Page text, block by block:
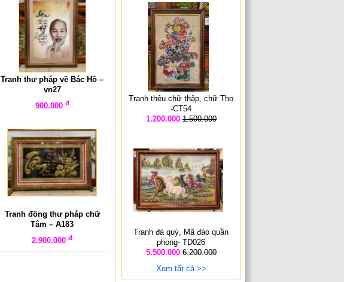
Tranh thư pháp về Bác Hồ –
vn27
900.000 đ
Tranh đồng thư pháp chữ
Tâm – A183
2.900.000đ
Tranh thêu chữ thập, chữ Thọ
-CT54
1.200.000 1.500.000
Tranh đá quý, Mã đáo quần
phong- TD026
5.500.000 6.200.000
Xem tất cả >>